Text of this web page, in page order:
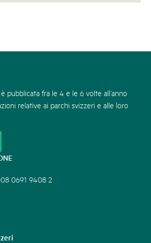
pubblicata fra le 4 e le 6 volte all’anno
relative ai parchi svizzeri e alle loro
0691 9408 2